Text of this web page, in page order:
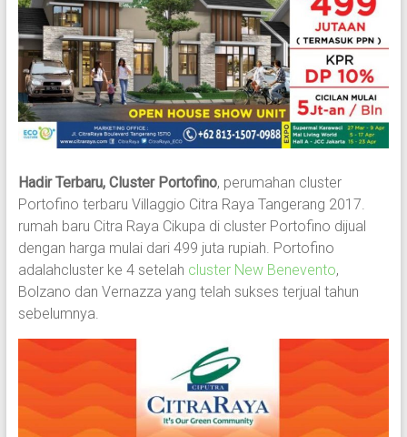
Hadir Terbaru, Cluster Portofino, perumahan cluster
Portofino terbaru Villaggio Citra Raya Tangerang 2017.
rumah baru Citra Raya Cikupa di cluster Portofino dijual
dengan harga mulai dari 499 juta rupiah. Portofino
adalahcluster ke 4 setelah cluster New Benevento,
Bolzano dan Vernazza yang telah sukses terjual tahun
sebelumnya.